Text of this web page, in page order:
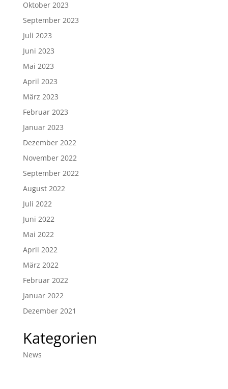
Oktober 2023
September 2023
Juli 2023
Juni 2023
Mai 2023
April 2023
März 2023
Februar 2023
Januar 2023
Dezember 2022
November 2022
September 2022
August 2022
Juli 2022
Juni 2022
Mai 2022
April 2022
März 2022
Februar 2022
Januar 2022
Dezember 2021
Kategorien
News